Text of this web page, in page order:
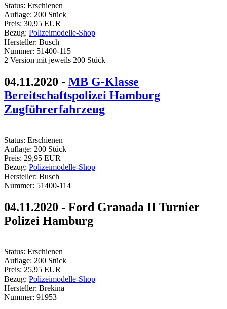
Status: Erschienen
Auflage: 200 Stück
Preis: 30,95 EUR
Bezug: Polizeimodelle-Shop
Hersteller: Busch
Nummer: 51400-115
2 Version mit jeweils 200 Stück
04.11.2020 - MB G-Klasse
Bereitschaftspolizei Hamburg
Zugführerfahrzeug
Status: Erschienen
Auflage: 200 Stück
Preis: 29,95 EUR
Bezug: Polizeimodelle-Shop
Hersteller: Busch
Nummer: 51400-114
04.11.2020 - Ford Granada II Turnier
Polizei Hamburg
Status: Erschienen
Auflage: 200 Stück
Preis: 25,95 EUR
Bezug: Polizeimodelle-Shop
Hersteller: Brekina
Nummer: 91953